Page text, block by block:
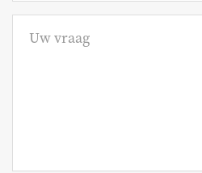
correspondentie is geheel